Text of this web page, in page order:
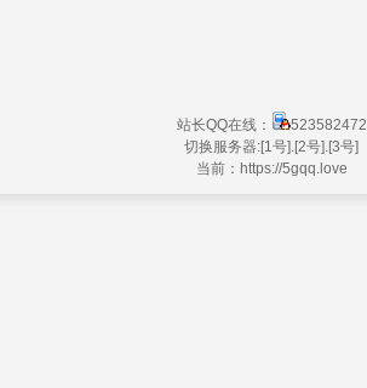
站长QQ在线：
523582472
切换服务器:[1号] [2号] [3号]
当前：https://5gqq.love